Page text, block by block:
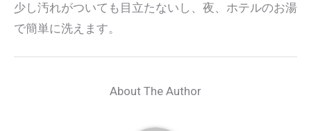
少し汚れがついても目立たないし、夜、ホテルのお湯
で簡単に洗えます。
About The Author